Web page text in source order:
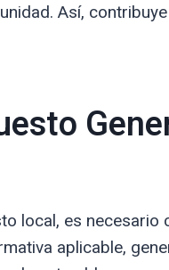
Así,
local, es
aplicable,